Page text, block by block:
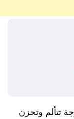
تتألم وتحزن